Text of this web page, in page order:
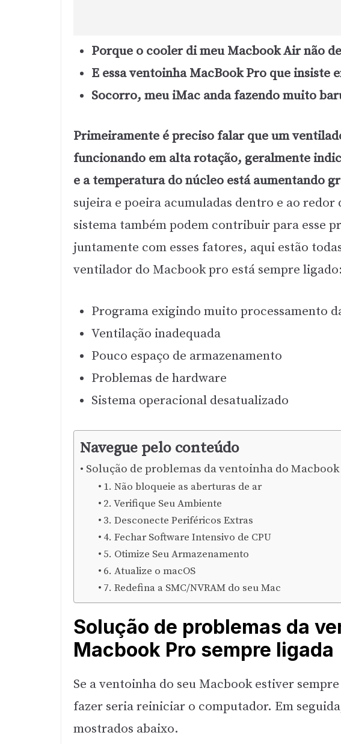
Porque o cooler di meu Macbook Air não
E essa ventoinha MacBook Pro que insiste
Socorro, meu iMac anda fazendo muito
Primeiramente é preciso falar que um
funcionando em alta rotação, geralmente
e a temperatura do núcleo está aumentando
sujeira e poeira acumuladas dentro e ao redor
sistema também podem contribuir para esse
juntamente com esses fatores, aqui estão
ventilador do Macbook pro está sempre ligado:
Programa exigindo muito processamento
Ventilação inadequada
Pouco espaço de armazenamento
Problemas de hardware
Sistema operacional desatualizado
Navegue pelo conteúdo
Solução de problemas da ventoinha do
1. Não bloqueie as aberturas de ar
2. Verifique Seu Ambiente
3. Desconecte Periféricos Extras
4. Fechar Software Intensivo de CPU
5. Otimize Seu Armazenamento
6. Atualize o macOS
7. Redefina a SMC/NVRAM do seu Mac
Solução de problemas da
Macbook Pro sempre ligada
Se a ventoinha do seu Macbook estiver
fazer seria reiniciar o computador. Em
mostrados abaixo.